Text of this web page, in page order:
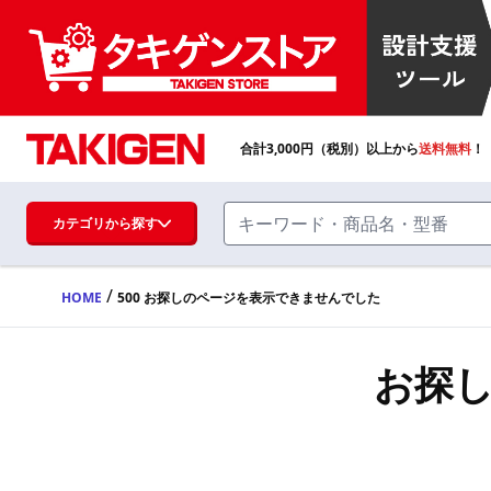
ハンドル・取手・つまみ・周辺機器
FA・A
合計3,000円（税別）以上から送料無料
カテゴリから探す
HOME / 500 お探しのページを表示できませんでした
お探